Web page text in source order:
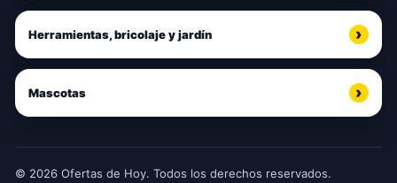
Herramientas, bricolaje y jardín
Mascotas
© 2026 Ofertas de Hoy. Todos los derechos reservados.